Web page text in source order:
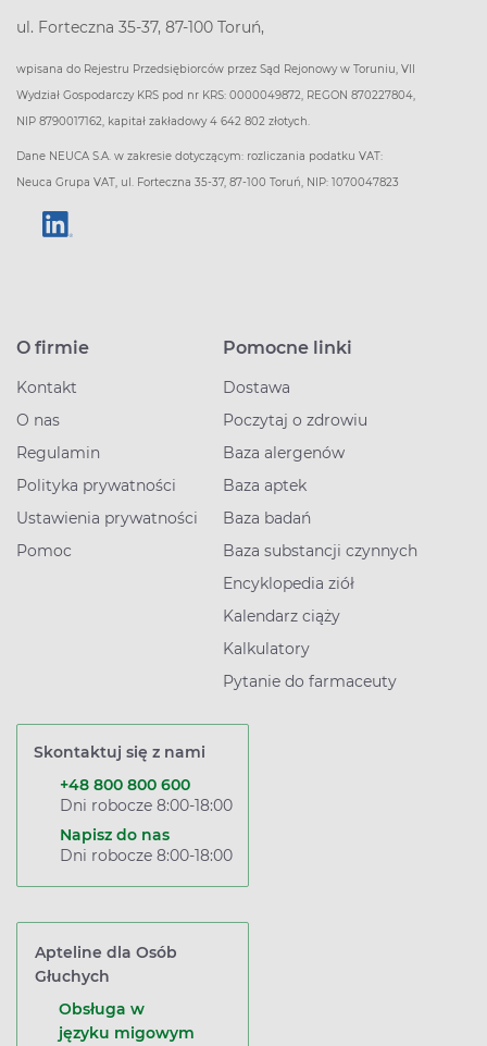
ul. Forteczna 35-37, 87-100 Toruń,
wpisana do Rejestru Przedsiębiorców przez Sąd Rejonowy w Toruniu, VII
Wydział Gospodarczy KRS pod nr KRS: 0000049872, REGON 870227804,
NIP 8790017162, kapitał zakładowy 4 642 802 złotych.
Dane NEUCA S.A. w zakresie dotyczącym: rozliczania podatku VAT:
Neuca Grupa VAT, ul. Forteczna 35-37, 87-100 Toruń, NIP: 1070047823
O firmie
Kontakt
O nas
Regulamin
Polityka prywatności
Ustawienia prywatności
Pomoc
Pomocne linki
Dostawa
Poczytaj o zdrowiu
Baza alergenów
Baza aptek
Baza badań
Baza substancji czynnych
Encyklopedia ziół
Kalendarz ciąży
Kalkulatory
Pytanie do farmaceuty
Skontaktuj się z nami
+48 800 800 600
Dni robocze 8:00-18:00
Napisz do nas
Dni robocze 8:00-18:00
Apteline dla Osób
Głuchych
Obsługa w
języku migowym